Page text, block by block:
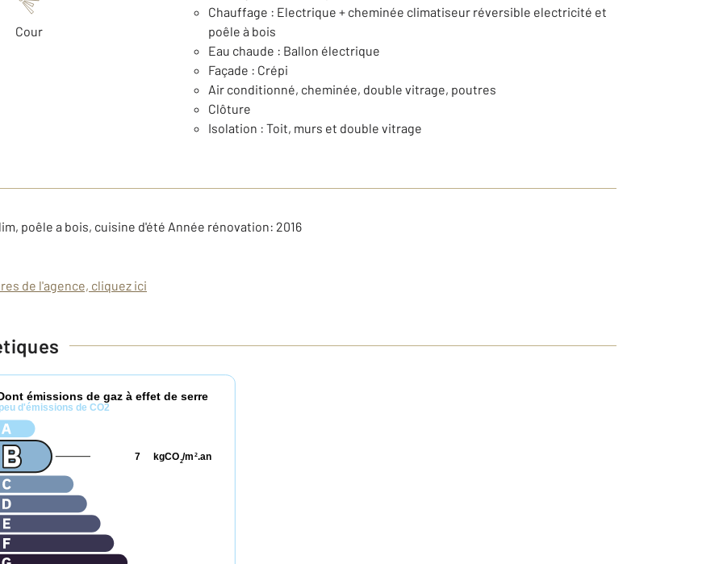
Cour
Chauffage : Electrique + cheminée climatiseur réversible electricité et
poêle à bois
Eau chaude : Ballon électrique
Façade : Crépi
Air conditionné, cheminée, double vitrage, poutres
Clôture
Isolation : Toit, murs et double vitrage
poêle a bois, cuisine d'été Année rénovation: 2016
de l'agence, cliquez ici
émissions de gaz à effet de serre
d'émissions de CO2
kgCO2/m 2.an
7